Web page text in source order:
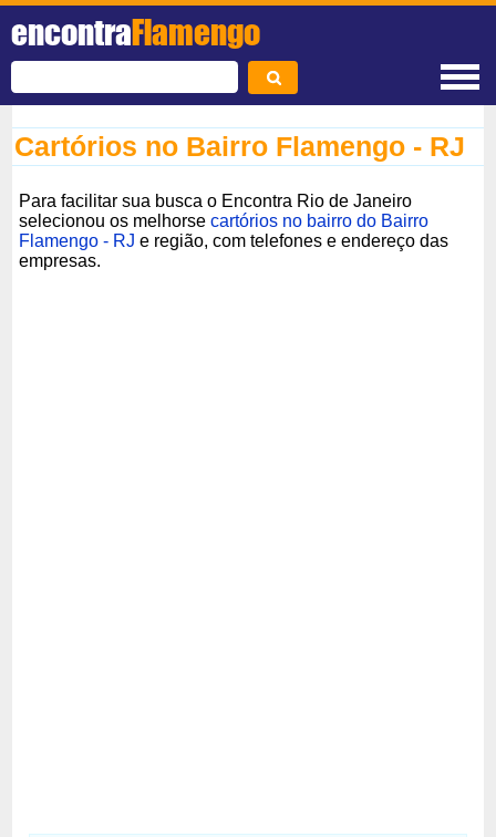
encontraFlamengo
Cartórios no Bairro Flamengo - RJ
Para facilitar sua busca o Encontra Rio de Janeiro
selecionou os melhorsecartórios no bairro do Bairro
Flamengo - RJ e região, com telefones e endereço das
empresas.